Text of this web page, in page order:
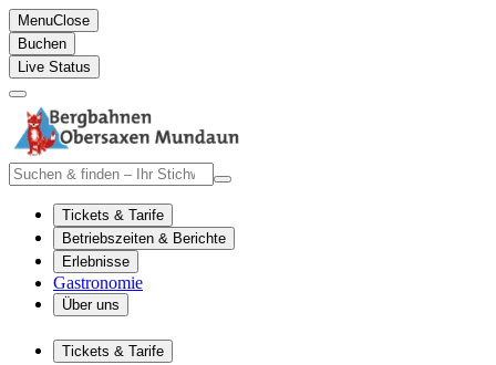
MenuClose
Buchen
Live Status
Tickets & Tarife
Betriebszeiten & Berichte
Erlebnisse
Gastronomie
Über uns
Tickets & Tarife